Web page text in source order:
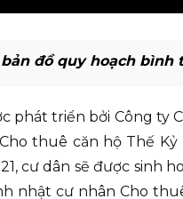
bản đồ quy hoạch bình
phát triển bởi Công ty
thuê căn hộ Thế
cư dân sẽ được sinh
nhật cư nhân Cho